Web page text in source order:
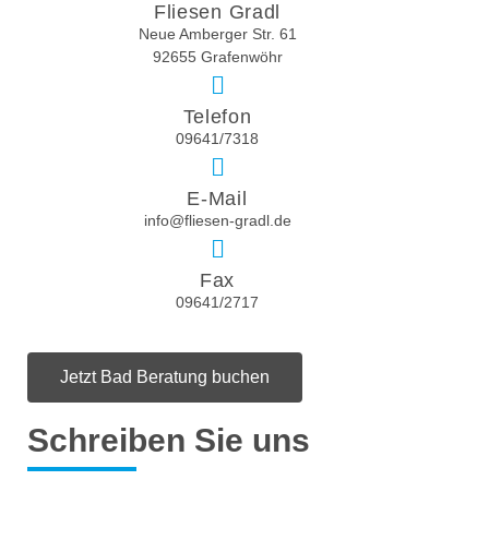
Fliesen Gradl
Neue Amberger Str. 61
92655 Grafenwöhr
Telefon
09641/7318
E-Mail
info@fliesen-gradl.de
Fax
09641/2717
Jetzt Bad Beratung buchen
Schreiben Sie uns